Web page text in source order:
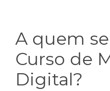
A quem
Curso de
Digital?